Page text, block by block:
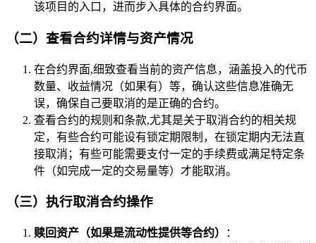
该项目的入口，进而步入具体的合约界面。
（二）查看合约详情与资产情况
在合约界面,细致查看当前的资产信息，涵盖投入的代币
数量、收益情况（如果有）等，确认这些信息准确无
误，确保自己要取消的是正确的合约。
查看合约的规则和条款,尤其是关于取消合约的相关规
定，有些合约可能设有锁定期限制，在锁定期内无法直
接取消；有些可能需要支付一定的手续费或满足特定条
件（如完成一定的交易量等）才能取消。
（三）执行取消合约操作
赎回资产（如果是流动性提供等合约）
：